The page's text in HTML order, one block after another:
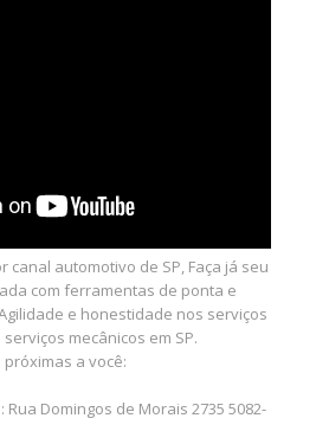
canal automotivo de SP, Faça já seu
com ferramentas de ponta e
e honestidade nos serviços
mecânicos em SP.
a você:
Rua Domingos de Morais 2735 5082-